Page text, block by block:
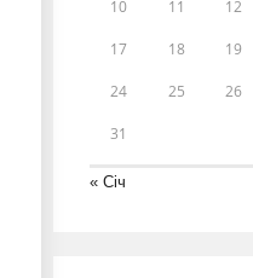
10 11 12
17 18 19
24 25 26
31
« Січ